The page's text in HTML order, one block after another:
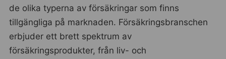
de olika typerna av försäkringar som finns
tillgängliga på marknaden. Försäkringsbranschen
erbjuder ett brett spektrum av
försäkringsprodukter, från liv- och